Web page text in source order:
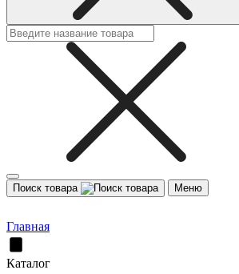
Поиск товара Меню
Главная
Каталог